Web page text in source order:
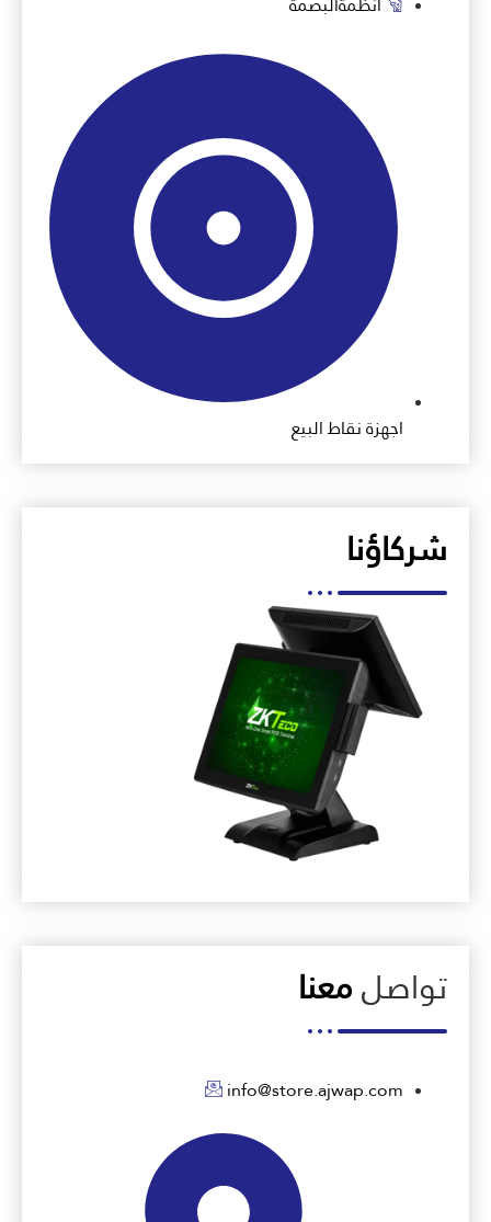
اجهزة نقاط البيع
شركاؤنا
تواصلمعنا
info@store.ajwap.com